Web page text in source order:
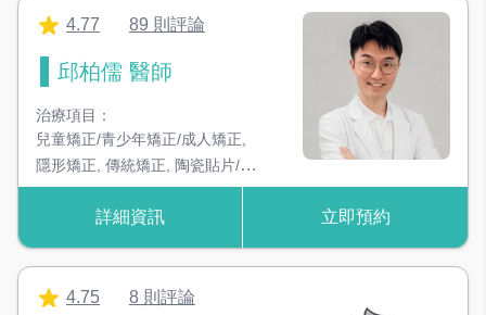
4.77 89 則評論
邱柏儒 醫師
治療項目：
兒童矯正/青少年矯正/成人矯正
隱形矯正 傳統矯正
陶瓷貼片/美
學貼片,植牙/全口重建,牙周及水
雷射治療,困難智齒及多生牙手術
詳細資訊 立即預約
4.75 8 則評論